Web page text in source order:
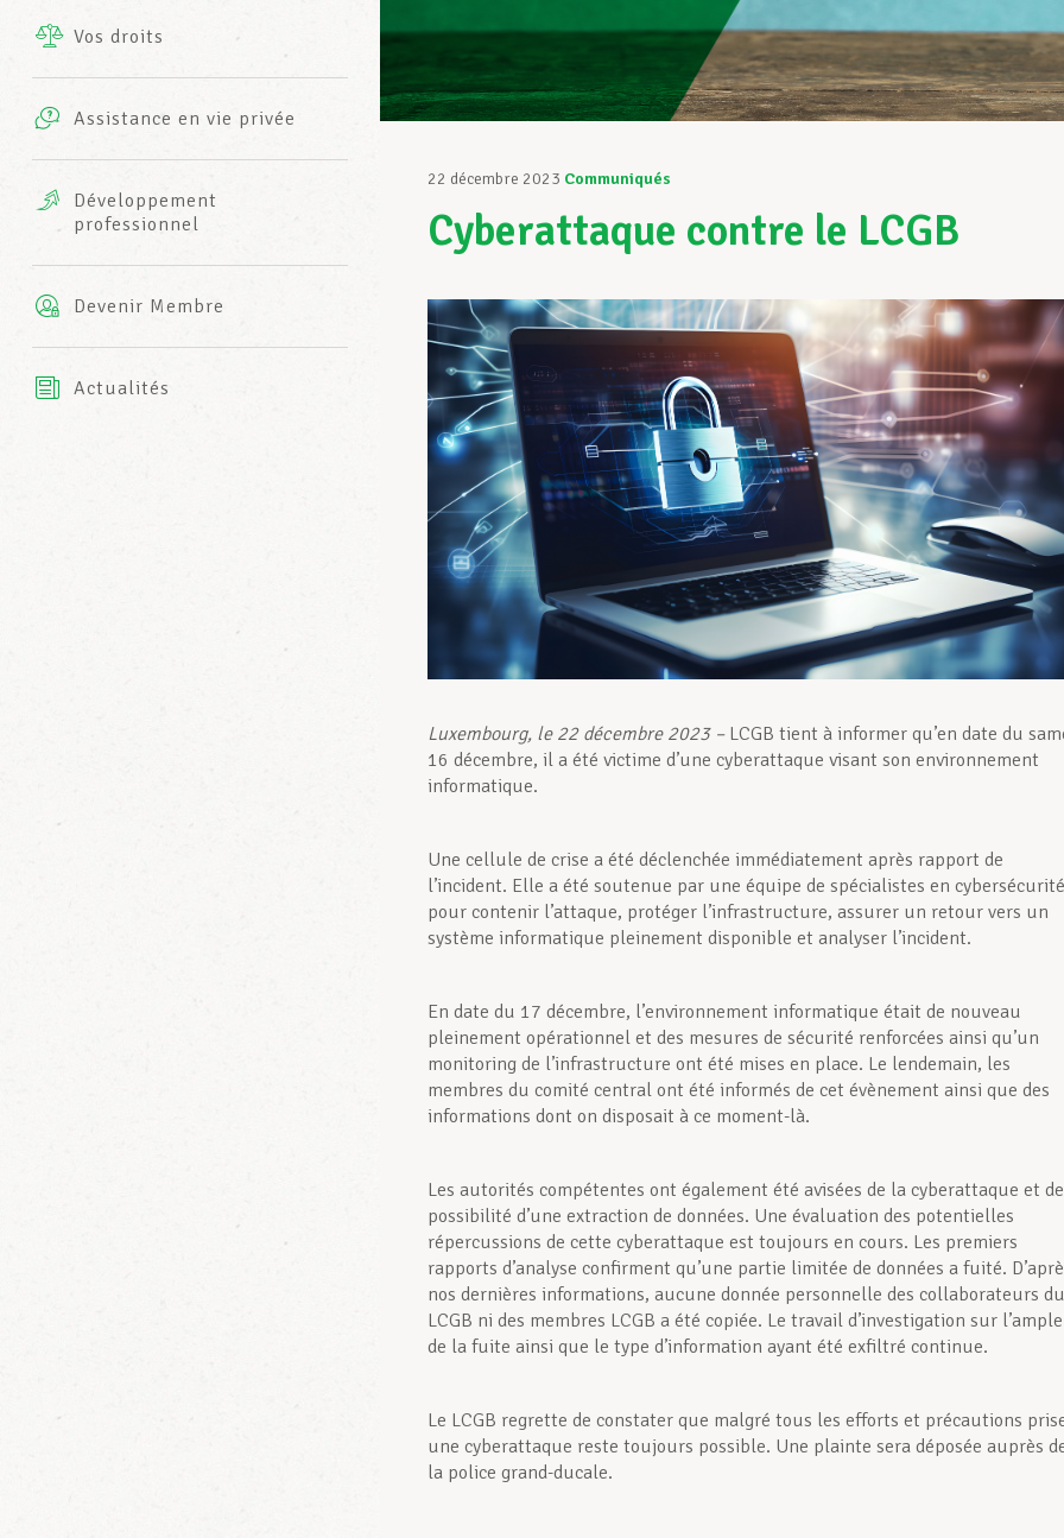
INFO-CENTER
Vos droits
Assistance en vie privée
complémentaires
AXA
Développement
professionnel
Devenir Membre
Actualités
22 décembre 2023 Communiqués
Cyberattaque contre le LCGB
Luxembourg, le 22 décembre 2023 – LCGB tient à informer qu’en date du
16 décembre, il a été victime d’une cyberattaque visant son environnement
informatique.
Une cellule de crise a été déclenchée immédiatement après rapport de
l’incident. Elle a été soutenue par une équipe de spécialistes en cybersécurité
pour contenir l’attaque, protéger l’infrastructure, assurer un retour vers un
système informatique pleinement disponible et analyser l’incident.
En date du 17 décembre, l’environnement informatique était de nouveau
pleinement opérationnel et des mesures de sécurité renforcées ainsi qu’un
monitoring de l’infrastructure ont été mises en place. Le lendemain, les
membres du comité central ont été informés de cet évènement ainsi que des
informations dont on disposait à ce moment-là.
Les autorités compétentes ont également été avisées de la cyberattaque et
possibilité d’une extraction de données. Une évaluation des potentielles
répercussions de cette cyberattaque est toujours en cours. Les premiers
rapports d’analyse confirment qu’une partie limitée de données a fuité.
nos dernières informations, aucune donnée personnelle des collaborateurs du
LCGB ni des membres LCGB a été copiée. Le travail d’investigation sur
de la fuite ainsi que le type d’information ayant été exfiltré continue.
Le LCGB regrette de constater que malgré tous les efforts et précautions
une cyberattaque reste toujours possible. Une plainte sera déposée auprès
la police grand-ducale.